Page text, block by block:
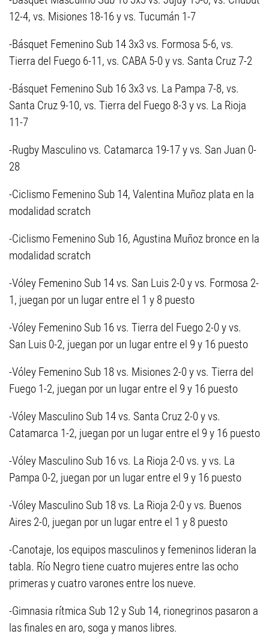
12-4, vs. Misiones 18-16 y vs. Tucumán 1-7
-Básquet Femenino Sub 14 3x3 vs. Formosa 5-6, vs.
Tierra del Fuego 6-11, vs. CABA 5-0 y vs. Santa Cruz 7-2
-Básquet Femenino Sub 16 3x3 vs. La Pampa 7-8, vs.
Santa Cruz 9-10, vs. Tierra del Fuego 8-3 y vs. La Rioja
11-7
-Rugby Masculino vs. Catamarca 19-17 y vs. San Juan 0-
28
-Ciclismo Femenino Sub 14, Valentina Muñoz plata en la
modalidad scratch
-Ciclismo Femenino Sub 16, Agustina Muñoz bronce en la
modalidad scratch
-Vóley Femenino Sub 14 vs. San Luis 2-0 y vs. Formosa 2-
1, juegan por un lugar entre el 1 y 8 puesto
-Vóley Femenino Sub 16 vs. Tierra del Fuego 2-0 y vs.
San Luis 0-2, juegan por un lugar entre el 9 y 16 puesto
-Vóley Femenino Sub 18 vs. Misiones 2-0 y vs. Tierra del
Fuego 1-2, juegan por un lugar entre el 9 y 16 puesto
-Vóley Masculino Sub 14 vs. Santa Cruz 2-0 y vs.
Catamarca 1-2, juegan por un lugar entre el 9 y 16 puesto
-Vóley Masculino Sub 16 vs. La Rioja 2-0 vs. y vs. La
Pampa 0-2, juegan por un lugar entre el 9 y 16 puesto
-Vóley Masculino Sub 18 vs. La Rioja 2-0 y vs. Buenos
Aires 2-0, juegan por un lugar entre el 1 y 8 puesto
-Canotaje, los equipos masculinos y femeninos lideran la
tabla. Río Negro tiene cuatro mujeres entre las ocho
primeras y cuatro varones entre los nueve.
-Gimnasia rítmica Sub 12 y Sub 14, rionegrinos pasaron a
las finales en aro, soga y manos libres.